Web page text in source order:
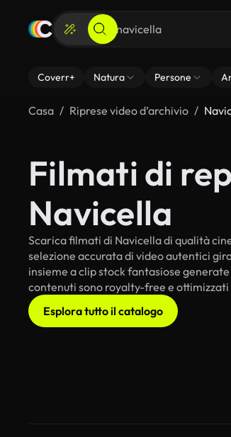
Coverr+ Natura Persone
Casa Riprese video d’archivio
Filmati di
Navicella
Scarica filmati di Navicella di qualità
selezione accurata di video autentici
insieme a clip stock fantasiose
contenuti sono royalty-free e
Esplora tutto il catalogo